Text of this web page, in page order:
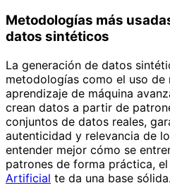
Metodologías más
datos sintéticos
La generación de datos
metodologías como el uso
aprendizaje de máquina
crean datos a partir de
conjuntos de datos reales,
autenticidad y relevancia de
entender mejor cómo se
patrones de forma práctica, el
Artificial te da una base sólida.